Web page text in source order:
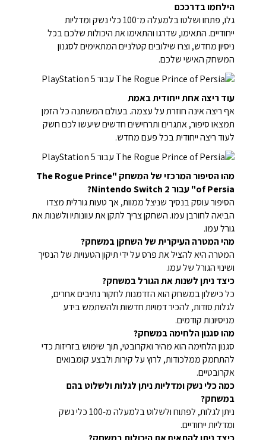
הילחמו בדרככם
גלו, פתחו ושלטו בלמעלה מ־100 כלי נשק ומדליות
ייחודיים. התאימו, שדרגו והתאימו את היכולות שלכם בכל
ניסיון מחדש, וצרו שילובים קטלניים המתאימים לסגנון
המשחק האישי שלכם.
עוד ריצה אחת ייחודית באמת
אף ריצה אינה חוזרת על עצמה. בעולם המשתנה כל הזמן
תמצאו סיפור, אתגרים ותרחישים חדשים שיעשו לכם חשק
לעוד ריצה ייחודית בכל פעם מחדש.
מהו הסיפור המרכזי של המשחק "The Rogue Prince
of Persia" עבור Nintendo Switch 2?
הסיפור עוסק בנסיך שניצל ממוות, אך טעות גורלית מצדו
הביאה לחורבן עמו. השחקן צריך לתקן את עוונותיו ולשנות את
גורל עמו.
מהי המטרה העיקרית של השחקן במשחק?
המטרה היא להציל את פרס על ידי תיקון הטעויות של הנסיך
ושינוי הגורל של עמו.
כיצד ניתן לשנות את הגורל במשחק?
כל כישלון במשחק הוא הזדמנות לחקור נתיבים אחרים,
לגלות סודות, להכיר דמויות חדשות ולהשתמש בידע
מניסיונות קודמים.
מהו סגנון הלחימה במשחק?
סגנון הלחימה הוא מהיר ואקרובטי, תוך שימוש בזריזות כדי
להתחמק ממלכודות, לרוץ על קירות ולבצע קומבואים
אקרובטיים.
כמה כלי נשק ומדליות ניתן לגלות ולשלוט בהם
במשחק?
ניתן לגלות, לפתוח ולשלוט בלמעלה מ-100 כלי נשק
ומדליות ייחודיים.